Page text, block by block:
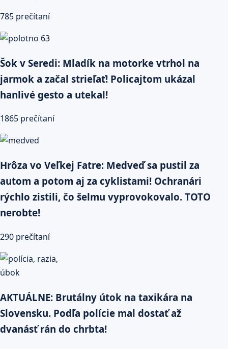
785 prečítaní
Šok v Seredi: Mladík na motorke vtrhol na
jarmok a začal strieľať! Policajtom ukázal
hanlivé gesto a utekal!
1865 prečítaní
Hrôza vo Veľkej Fatre: Medveď sa pustil za
autom a potom aj za cyklistami! Ochranári
rýchlo zistili, čo šelmu vyprovokovalo. TOTO
nerobte!
290 prečítaní
AKTUÁLNE: Brutálny útok na taxikára na
Slovensku. Podľa polície mal dostať až
dvanásť rán do chrbta!